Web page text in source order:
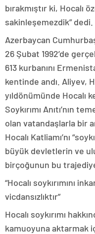
bırakmıştır ki, Hocalı
sakinleşemezdik” dedi.
Azerbaycan
26 Şubat 1992’de
613 kurbanını
kentinde andı. Aliyev,
yıldönümünde Hocalı
Soykırımı Anıtı’nın
olan vatandaşlarla bir
Hocalı Katliamı’nı
büyük devletlerin ve
birçoğunun bu trajediye
“Hocalı soykırımını
vicdansızlıktır”
Hocalı soykırımı
kamuoyuna aktarmak